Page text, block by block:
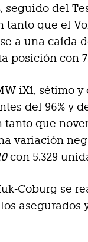
seguido del
tanto que el
a una caída
posición con
iX1, sétimo y
del 96% y
tanto que
variación
con 5.329
Coburg se
asegurados